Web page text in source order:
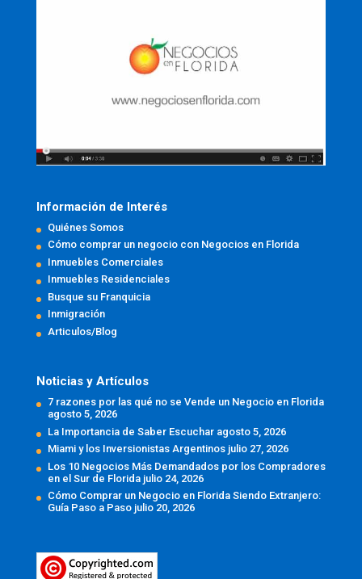
Información de Interés
Quiénes Somos
Cómo comprar un negocio con Negocios en Florida
Inmuebles Comerciales
Inmuebles Residenciales
Busque su Franquicia
Inmigración
Articulos/Blog
Noticias y Artículos
7 razones por las qué no se Vende un Negocio en Florida
agosto 5, 2026
La Importancia de Saber Escuchar agosto 5, 2026
Miami y los Inversionistas Argentinos julio 27, 2026
Los 10 Negocios Más Demandados por los Compradores
en el Sur de Florida julio 24, 2026
Cómo Comprar un Negocio en Florida Siendo Extranjero:
Guía Paso a Paso julio 20, 2026